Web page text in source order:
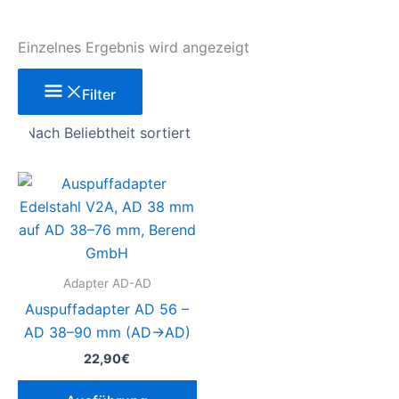
Einzelnes Ergebnis wird angezeigt
Filter
Adapter AD-AD
Auspuffadapter AD 56 –
AD 38–90 mm (AD→AD)
22,90€